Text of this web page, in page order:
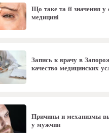
Що таке та її значення у
медицині
Запись к врачу в
качество медицинских
Причины и механизмы
у мужчин